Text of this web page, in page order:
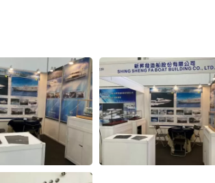
Thunfisch-Langliner-Boot